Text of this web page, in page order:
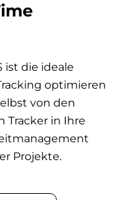
ist die ideale
optimieren
von den
Tracker in Ihre
Projekte.